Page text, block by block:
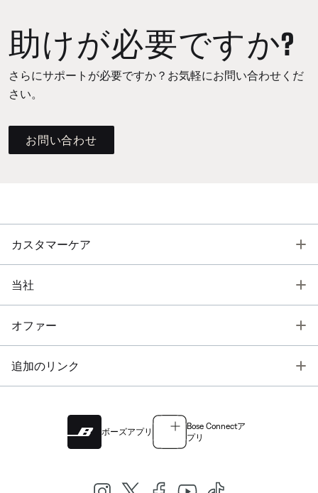
助けが必要ですか?
さらにサポートが必要ですか？お気軽にお問い合わせくだ
さい。
お問い合わせ
カスタマーケア
当社
オファー
追加のリンク
ボーズアプリ
Bose Connectア
プリ